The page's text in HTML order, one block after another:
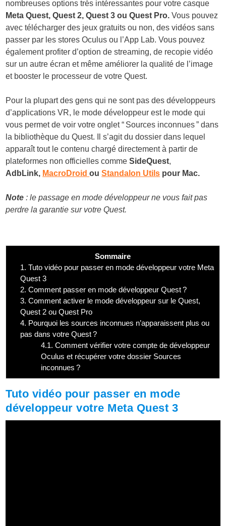
nombreuses options très intéressantes pour votre casque
Meta Quest, Quest 2, Quest 3 ou Quest Pro. Vous pouvez
avec télécharger des jeux gratuits ou non, des vidéos sans
passer par les stores Oculus ou l’App Lab. Vous pouvez
également profiter d’option de streaming, de recopie vidéo
sur un autre écran et même améliorer la qualité de l’image
et booster le processeur de votre Quest.
Pour la plupart des gens qui ne sont pas des développeurs
d’applications VR, le mode développeur est le mode qui
vous permet de voir votre onglet “ Sources inconnues ” dans
la bibliothèque du Quest. Il s’agit du dossier dans lequel
apparaît tout le contenu chargé directement à partir de
plateformes non officielles commeSideQuest,
AdbLink, MacroDroidouStandalon Utils pour Mac.
Note : le passage en mode développeur ne vous fait pas
perdre la garantie sur votre Quest.
Sommaire
1. Tuto vidéo pour passer en mode développeur votre Meta
Quest 3
2. Comment passer en mode développeur Quest ?
3. Comment activer le mode développeur sur le Quest,
Quest 2 ou Quest Pro
4. Pourquoi les sources inconnues n’apparaissent plus ou
pas dans votre Quest ?
4.1. Comment vérifier votre compte de développeur
Oculus et récupérer votre dossier Sources
inconnues ?
Tuto vidéo pour passer en mode
développeur votre Meta Quest 3